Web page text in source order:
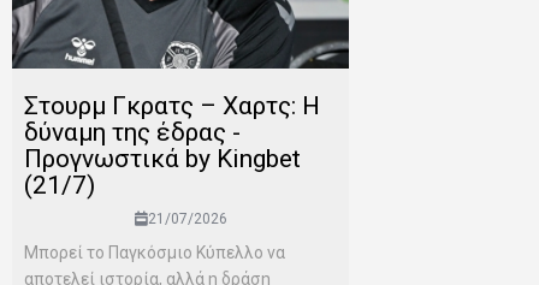
Στουρμ Γκρατς – Χαρτς: Η
δύναμη της έδρας -
Προγνωστικά by Kingbet
(21/7)
21/07/2026
Μπορεί το Παγκόσμιο Κύπελλο να
αποτελεί ιστορία, αλλά η δράση